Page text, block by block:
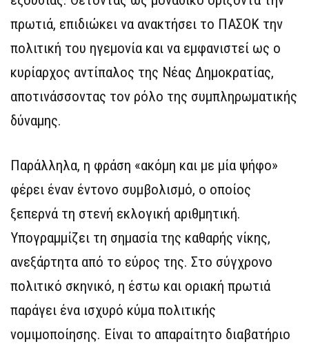
πρωτιά, επιδιώκει να ανακτήσει το ΠΑΣΟΚ την
πολιτική του ηγεμονία και να εμφανιστεί ως ο
κυρίαρχος αντίπαλος της Νέας Δημοκρατίας,
αποτινάσσοντας τον ρόλο της συμπληρωματικής
δύναμης.
Παράλληλα, η φράση «ακόμη και με μία ψήφο»
φέρει έναν έντονο συμβολισμό, ο οποίος
ξεπερνά τη στενή εκλογική αριθμητική.
Υπογραμμίζει τη σημασία της καθαρής νίκης,
ανεξάρτητα από το εύρος της. Στο σύγχρονο
πολιτικό σκηνικό, η έστω και οριακή πρωτιά
παράγει ένα ισχυρό κύμα πολιτικής
νομιμοποίησης. Είναι το απαραίτητο διαβατήριο